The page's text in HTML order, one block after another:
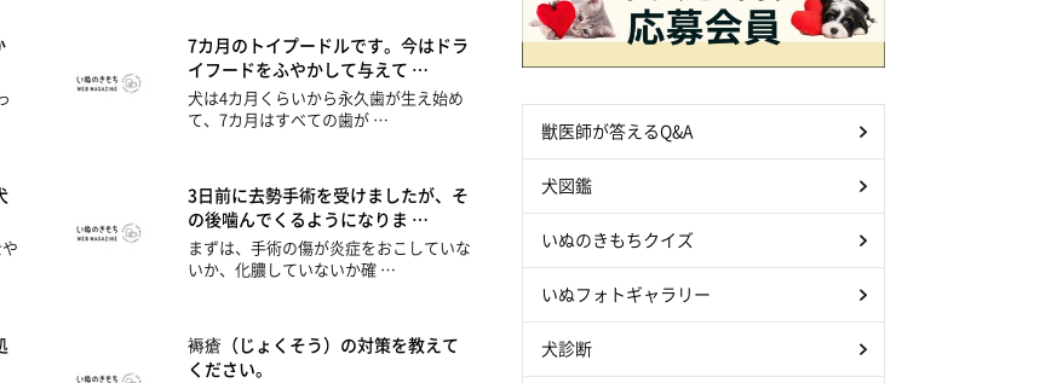
7カ月のトイプードルです。今はドラ
イフードをふやかして与えて …
犬は4カ月くらいから永久歯が生え始め
て、7カ月はすべての歯が …
3日前に去勢手術を受けましたが、そ
の後噛んでくるようになりま …
まずは、手術の傷が炎症をおこしていな
いか、化膿していないか確 …
褥瘡（じょくそう）の対策を教えて
ください。
獣医師が答えるQ&A
犬図鑑
いぬのきもちクイズ
いぬフォトギャラリー
犬診断